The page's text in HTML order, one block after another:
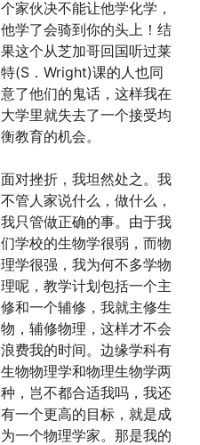
个家伙决不能让他学化学，
他学了会骑到你的头上！结
果这个从芝加哥回国听过莱
特(S．Wright)课的人也同
意了他们的鬼话，这样我在
大学里就失去了一个接受均
衡教育的机会。
面对挫折，我坦然处之。我
不管人家说什么，做什么，
我只管做正确的事。由于我
们学校的生物学很弱，而物
理学很强，我为何不多学物
理呢，教学计划包括一个主
修和一个辅修，我就主修生
物，辅修物理，这样才不会
浪费我的时间。边缘学科有
生物物理学和物理生物学两
种，岂不都合适我吗，我还
有一个更高的目标，就是成
为一个物理学家。那是我的